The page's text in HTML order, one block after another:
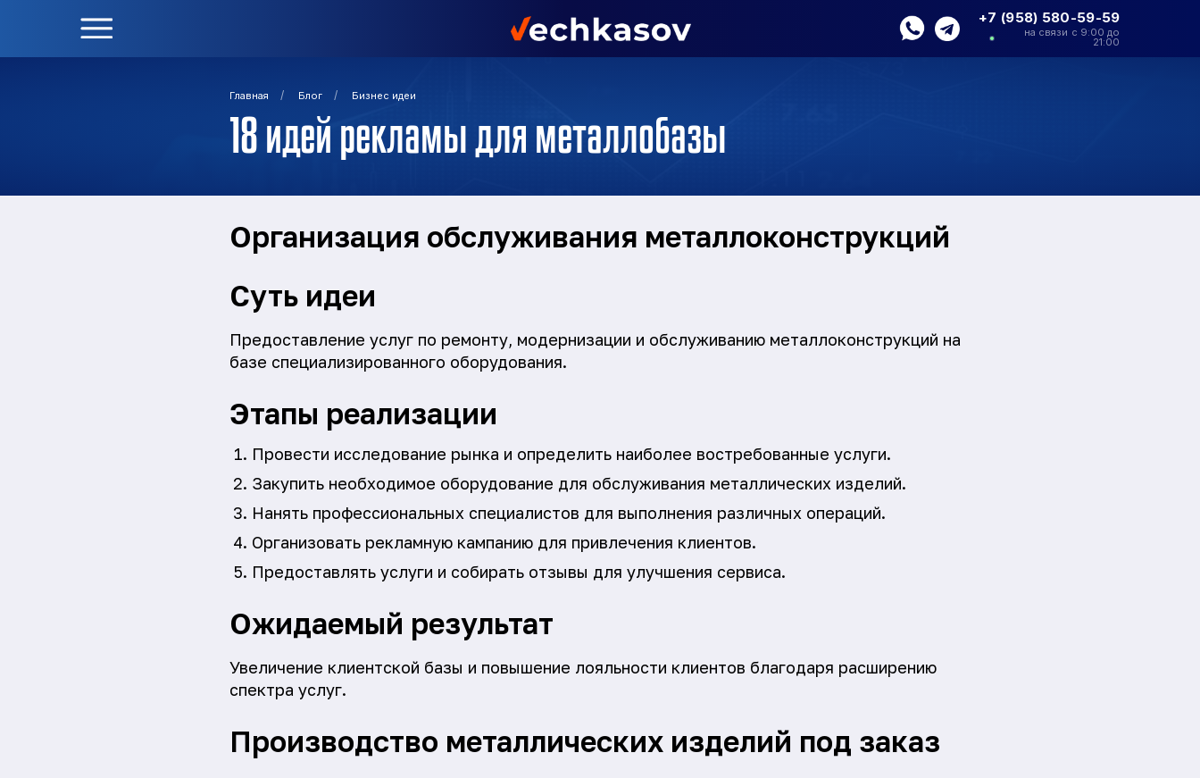
+7 (958) 580-59-59
на связи с 9:00 до
21:00
Главная / Блог / Бизнес идеи
18 идей рекламы для металлобазы
Организация обслуживания металлоконструкций
Суть идеи
Предоставление услуг по ремонту, модернизации и обслуживанию металлоконструкций на
базе специализированного оборудования.
Этапы реализации
Провести исследование рынка и определить наиболее востребованные услуги.
Закупить необходимое оборудование для обслуживания металлических изделий.
Нанять профессиональных специалистов для выполнения различных операций.
Организовать рекламную кампанию для привлечения клиентов.
Предоставлять услуги и собирать отзывы для улучшения сервиса.
Ожидаемый результат
Увеличение клиентской базы и повышение лояльности клиентов благодаря расширению
спектра услуг.
Производство металлических изделий под заказ